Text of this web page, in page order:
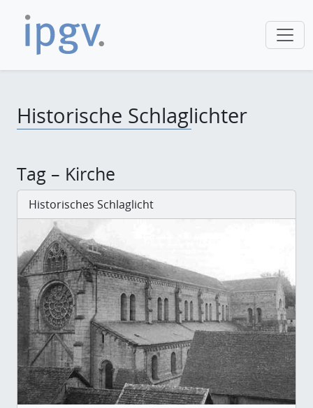
Historische Schlaglichter
Tag – Kirche
Historisches Schlaglicht